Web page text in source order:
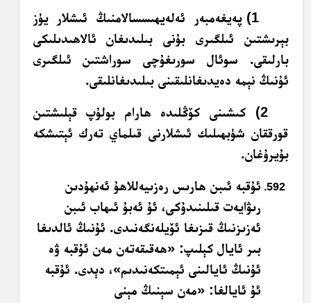
1) پەيغەمبەر ئەلەيھىسسالامنىڭ ئىشلار يۈز
بېرىشتىن ئىلگىرى بۇنى بىلىدىغان ئالاھىدىلىكى
بارلىقى. سوئال سورىغۇچى سوراشتىن ئىلگىرى
ئۇنىڭ نېمە دەيدىغانلىقىنى بىلىدىغانلىقى.
2) كىشىنى كۆڭلىدە ھارام بولۇپ قېلىشتىن
قورققان شۈبھىلىك ئىشلارنى قىلماي تەرك ئېتىشكە
بۇيرۇغان.
ئۇقبە ئىبن ھارىس رەزىيەللاھۇ ئەنھۇدىن
رىۋايەت قىلىنىدۇكى، ئۇ ئەبۇ ئىھاب ئىبن
ئەزىزنىڭ قىزىغا ئۆيلەنگەنىدى. ئۇنىڭ ئالدىغا
بىر ئايال كېلىپ: «ھەقىقەتەن مەن ئۇقبە ۋە
ئۇنىڭ ئايالىنى ئېمىتكەنىدىم»، دېدى. ئۇقبە
ئۇ ئايالغا: «مەن سېنىڭ مېنى